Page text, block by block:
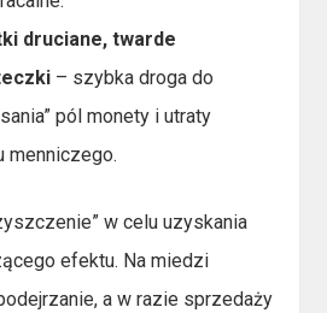
druciane, twarde
– szybka droga do
pól monety i utraty
menniczego.
w celu uzyskania
efektu. Na miedzi
a w razie sprzedaży